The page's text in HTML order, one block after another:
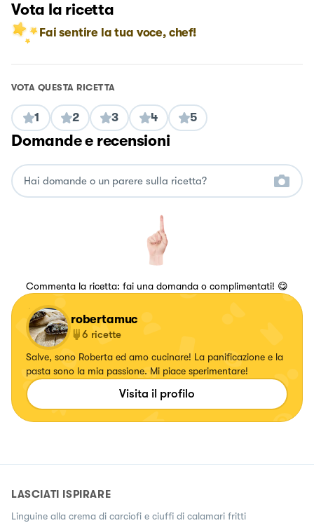
Vota la ricetta
Fai sentire la tua voce, chef!
VOTA QUESTA RICETTA
1 2 3 4 5
Domande e recensioni
Commenta la ricetta: fai una domanda o complimentati! 😋
robertamuc
6 ricette
Salve, sono Roberta ed amo cucinare! La panificazione e la
pasta sono la mia passione. Mi piace sperimentare!
Visita il profilo
LASCIATI ISPIRARE
Linguine alla crema di carciofi e ciuffi di calamari fritti